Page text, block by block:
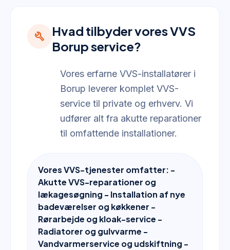
build
Hvad tilbyder vores VVS
Borup service?
Vores erfarne VVS-installatører i
Borup leverer komplet VVS-
service til private og erhverv. Vi
udfører alt fra akutte reparationer
til omfattende installationer.
Vores VVS-tjenester omfatter: -
Akutte VVS-reparationer og
lækagesøgning - Installation af nye
badeværelser og køkkener -
Rørarbejde og kloak-service -
Radiatorer og gulvvarme -
Vandvarmerservice og udskiftning -